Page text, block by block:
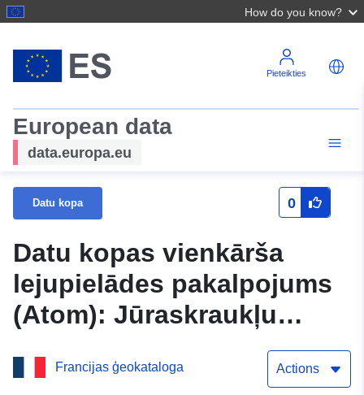
How do you know?
Pieteikties
European data
data.europa.eu
Datu kopa 0
Datu kopas vienkārša
lejupielādes pakalpojums
(Atom): Jūraskraukļu
kopmītnes Eure-et-Loir
(28)Francijas ģeokataloga Actions